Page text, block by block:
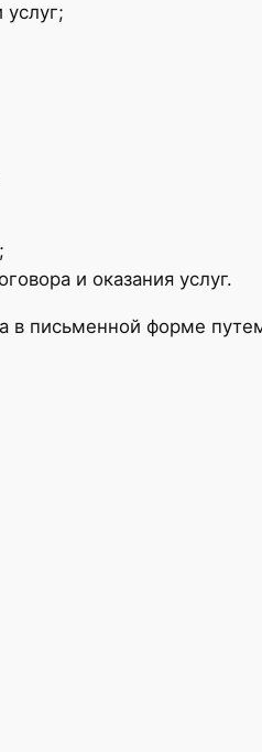
и оказания услуг.
в письменной форме